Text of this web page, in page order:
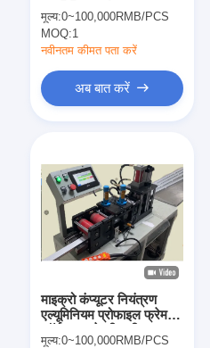
T50
मूल्य:0~100,000RMB/PCS
MOQ:1
नवीनतम कीमत पता करें
अब बात करें
माइक्रो कंप्यूटर नियंत्रण
एल्यूमिनियम प्रोफाइल फ्रेम
मूल्य:0~100,000RMB/PCS